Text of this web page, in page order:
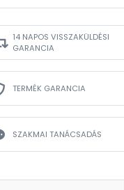
14 NAPOS VISSZAKÜLDÉSI
GARANCIA
TERMÉK GARANCIA
SZAKMAI TANÁCSADÁS